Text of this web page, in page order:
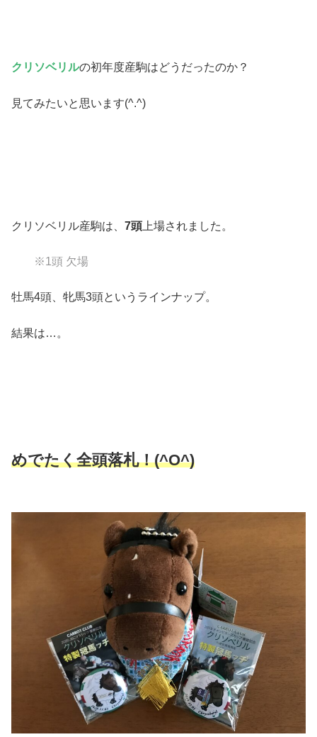
クリソベリルの初年度産駒はどうだったのか？
見てみたいと思います(^.^)
クリソベリル産駒は、 7頭 上場されました。
※1頭 欠場
牡馬4頭、牝馬3頭というラインナップ。
結果は…。
めでたく全頭落札！(^O^)